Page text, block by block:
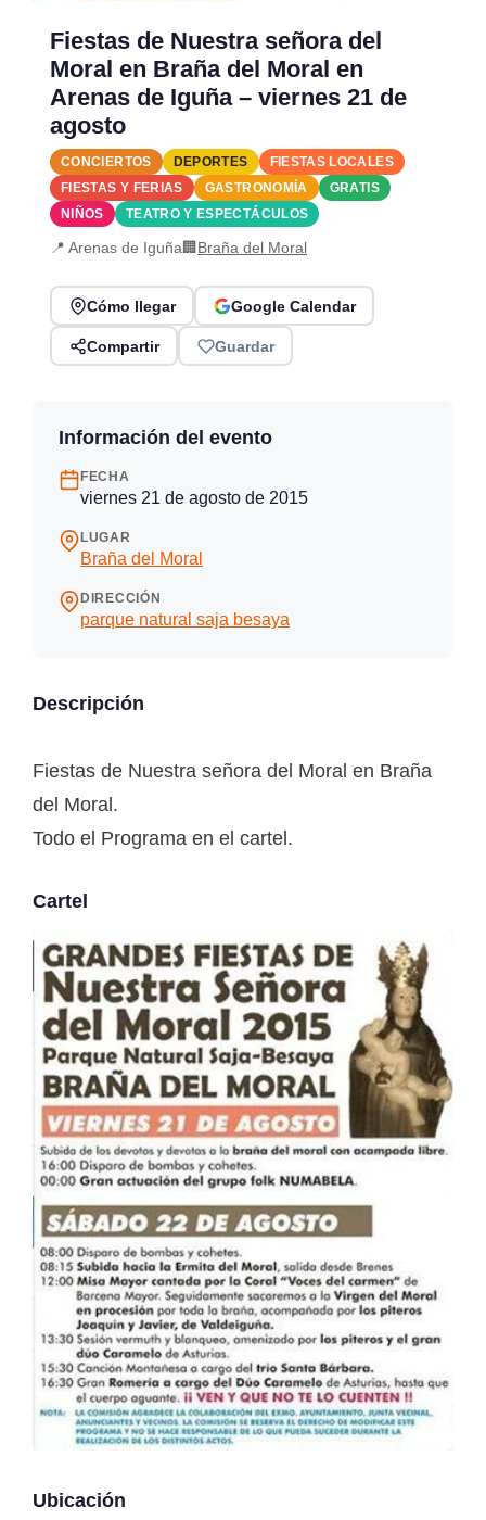
Fiestas de Nuestra señora del
Moral en Braña del Moral en
Arenas de Iguña – viernes 21 de
agosto
CONCIERTOS DEPORTES
FIESTAS LOCALES
FIESTAS Y FERIAS
GASTRONOMÍA
GRATIS
NIÑOS
TEATRO Y ESPECTÁCULOS
📍 Arenas de Iguña🏢 Braña del Moral
Cómo llegar Google Calendar
Compartir Guardar
Información del evento
FECHA
viernes 21 de agosto de 2015
LUGAR
Braña del Moral
DIRECCIÓN
parque natural saja besaya
Descripción
Fiestas de Nuestra señora del Moral en Braña
del Moral.
Todo el Programa en el cartel.
Cartel
Ubicación